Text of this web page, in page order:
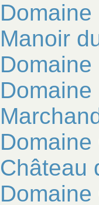
Domaine
Manoir
Château